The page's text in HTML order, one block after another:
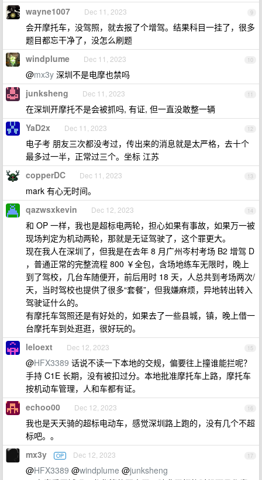
9
wayne1007 Dec 11, 2023
会开摩托车，没驾照，就去报了个增驾。结果科目一挂了，很多
题目都忘干净了，没怎么刷题
10
windplume Dec 11, 2023
@mx3y 深圳不是电摩也禁吗
11
junksheng Dec 11, 2023
在深圳开摩托不是会被抓吗, 有证, 但一直没敢整一辆
12
YaD2x Dec 11, 2023
电子考 朋友三次都没考过，传出来的消息就是太严格，去十个
最多过一半，正常过三个。坐标 江苏
13
copperDC Dec 11, 2023
mark 有心无时间。
14
qazwsxkevin Dec 12, 2023
和 OP 一样，我也是超标电两轮，担心如果有事故，如果万一被
现场判定为机动两轮，那就是无证驾驶了，这个罪更大。
现在我人在深圳了，但我是在去年 8 月广州岑村考场 B2 增驾 D
，普通正常的完整流程 800 ￥全包，含场地练车无限时，晚上
到了驾校，几台车随便开，前后用时 18 天，人总共到考场两次/
天，当时驾校也提供了很多“套餐”，但我嫌麻烦，异地转出转入
驾驶证什么的。
有摩托车驾照还是有好处的，如果去了一些县城，镇，晚上借一
台摩托车到处逛逛，很好玩的。
15
leloext Dec 12, 2023
@HFX3389 话说不读一下本地的交规，偏要往上撞谁能拦呢？
手持 C1E 长期，没有被扣过分。本地批准摩托车上路，摩托车
按机动车管理，人和车都有证。
16
echoo00 Dec 12, 2023
我也是天天骑的超标电动车，感觉深圳路上跑的，没有几个不超
标吧。。
17
mx3y OP Dec 12, 2023
@HFX3389 @windplume @junksheng